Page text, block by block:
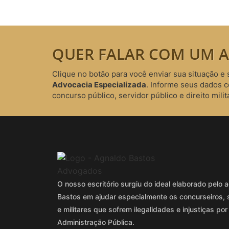
QUER FALAR COM UM
Clique no botão para você enviar sua situação
Advocacia Especializada. Informe seus dados
concurso público, servidor público e direito
O nosso escritório surgiu do ideal elaborado pelo
Bastos em ajudar especialmente os concurseiros,
e militares que sofrem ilegalidades e injustiças
Administração Pública.